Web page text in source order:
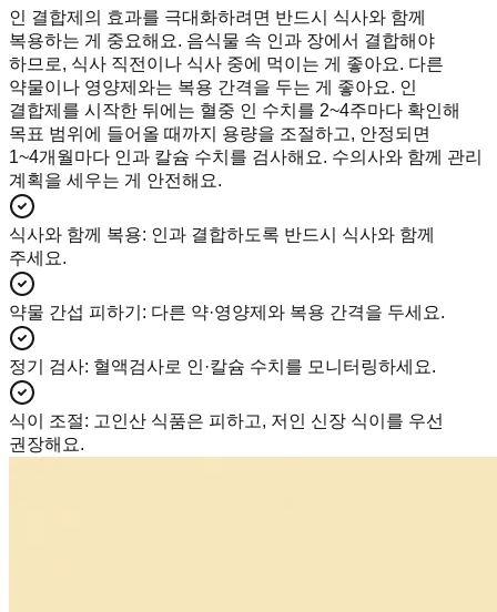
인 결합제의 효과를 극대화하려면 반드시 식사와 함께
복용하는 게 중요해요. 음식물 속 인과 장에서 결합해야
하므로, 식사 직전이나 식사 중에 먹이는 게 좋아요. 다른
약물이나 영양제와는 복용 간격을 두는 게 좋아요. 인
결합제를 시작한 뒤에는 혈중 인 수치를 2~4주마다 확인해
목표 범위에 들어올 때까지 용량을 조절하고, 안정되면
1~4개월마다 인과 칼슘 수치를 검사해요. 수의사와 함께 관리
계획을 세우는 게 안전해요.
식사와 함께 복용: 인과 결합하도록 반드시 식사와 함께
주세요.
약물 간섭 피하기 : 다른 약·영양제와 복용 간격을 두세요.
정기 검사: 혈액검사로 인·칼슘 수치를 모니터링하세요.
식이 조절: 고인산 식품은 피하고, 저인 신장 식이를 우선
권장해요.